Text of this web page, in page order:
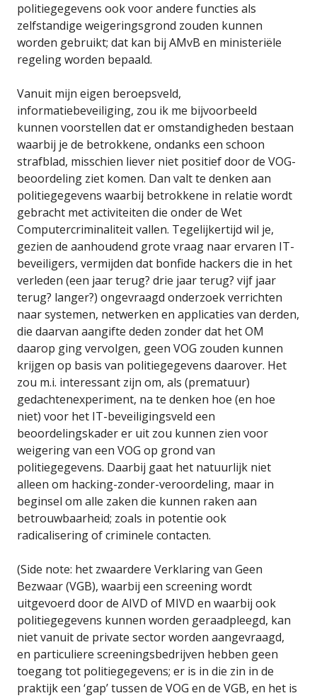
politiegegevens ook voor andere functies als
zelfstandige weigeringsgrond zouden kunnen
worden gebruikt; dat kan bij AMvB en ministeriële
regeling worden bepaald.
Vanuit mijn eigen beroepsveld,
informatiebeveiliging, zou ik me bijvoorbeeld
kunnen voorstellen dat er omstandigheden bestaan
waarbij je de betrokkene, ondanks een schoon
strafblad, misschien liever niet positief door de VOG-
beoordeling ziet komen. Dan valt te denken aan
politiegegevens waarbij betrokkene in relatie wordt
gebracht met activiteiten die onder de Wet
Computercriminaliteit vallen. Tegelijkertijd wil je,
gezien de aanhoudend grote vraag naar ervaren IT-
beveiligers, vermijden dat bonfide hackers die in het
verleden (een jaar terug? drie jaar terug? vijf jaar
terug? langer?) ongevraagd onderzoek verrichten
naar systemen, netwerken en applicaties van derden,
die daarvan aangifte deden zonder dat het OM
daarop ging vervolgen, geen VOG zouden kunnen
krijgen op basis van politiegegevens daarover. Het
zou m.i. interessant zijn om, als (prematuur)
gedachtenexperiment, na te denken hoe (en hoe
niet) voor het IT-beveiligingsveld een
beoordelingskader er uit zou kunnen zien voor
weigering van een VOG op grond van
politiegegevens. Daarbij gaat het natuurlijk niet
alleen om hacking-zonder-veroordeling, maar in
beginsel om alle zaken die kunnen raken aan
betrouwbaarheid; zoals in potentie ook
radicalisering of criminele contacten.
(Side note: het zwaardere Verklaring van Geen
Bezwaar (VGB), waarbij een screening wordt
uitgevoerd door de AIVD of MIVD en waarbij ook
politiegegevens kunnen worden geraadpleegd, kan
niet vanuit de private sector worden aangevraagd,
en particuliere screeningsbedrijven hebben geen
toegang tot politiegegevens; er is in die zin in de
praktijk een ‘gap’ tussen de VOG en de VGB, en het is